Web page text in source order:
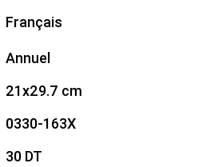
Français
Annuel
21x29.7 cm
0330-163X
30 DT